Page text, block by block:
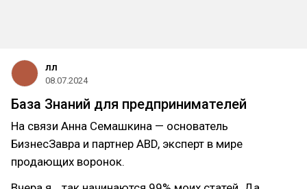
лл
08.07.2024
База Знаний для предпринимателей
На связи Анна Семашкина — основатель
БизнесЗавра и партнер ABD, эксперт в мире
продающих воронок.